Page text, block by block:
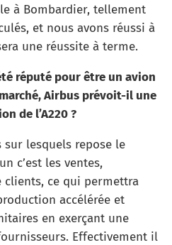
à Bombardier, tellement
et nous avons réussi à
une réussite à terme.
réputé pour être un avion
Airbus prévoit-il une
de l’A220 ?
sur lesquels repose le
c’est les ventes,
clients, ce qui permettra
accélérée et
en exerçant une
Effectivement il